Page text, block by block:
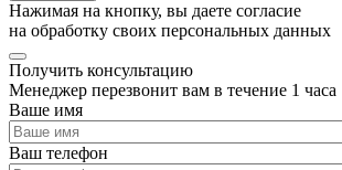
Нажимая на кнопку, вы даете согласие
на обработку своих персональных данных
Получить консультацию
Менеджер перезвонит вам в течение 1 часа
Ваше имя
Ваш телефон